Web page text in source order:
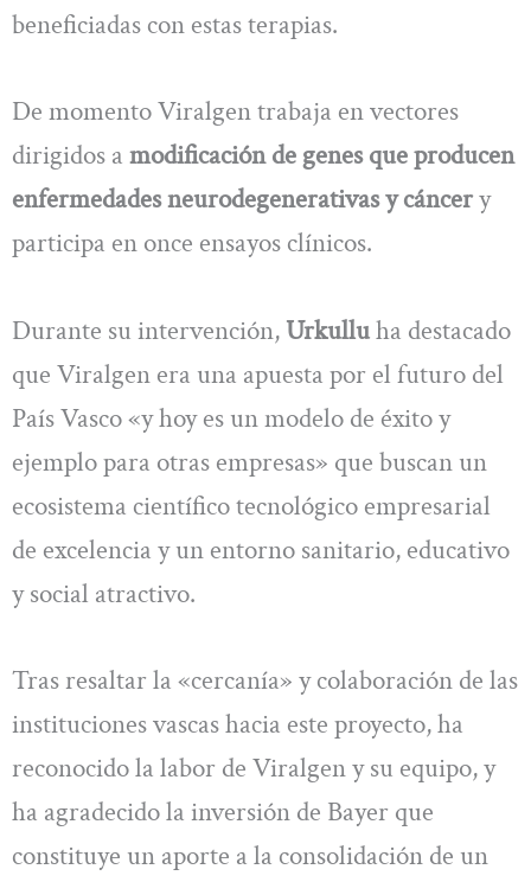
beneficiadas con estas terapias.
De momento Viralgen trabaja en vectores
dirigidos a modificación de genes que producen
enfermedades neurodegenerativas y cáncery
participa en once ensayos clínicos.
Durante su intervención, Urkulluha destacado
que Viralgen era una apuesta por el futuro del
País Vasco «y hoy es un modelo de éxito y
ejemplo para otras empresas» que buscan un
ecosistema científico tecnológico empresarial
de excelencia y un entorno sanitario, educativo
y social atractivo.
Tras resaltar la «cercanía» y colaboración de las
instituciones vascas hacia este proyecto, ha
reconocido la labor de Viralgen y su equipo, y
ha agradecido la inversión de Bayer que
constituye un aporte a la consolidación de un